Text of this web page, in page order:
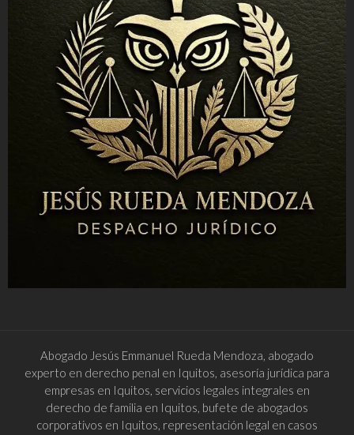
Abogado Jesús Emmanuel Rueda Mendoza, abogado
experto en derecho penal en Iquitos, asesoría jurídica para
empresas en Iquitos, servicios legales integrales en
derecho de familia en Iquitos, bufete de abogados
corporativos en Iquitos, representación legal en casos